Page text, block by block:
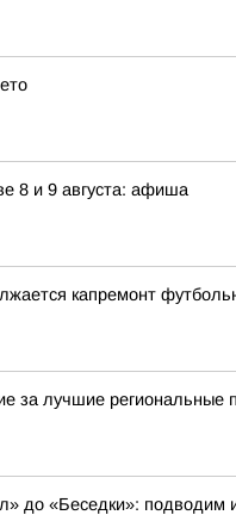
8 и 9 августа: афиша
капремонт
за лучшие региональные
до «Беседки»: подводим